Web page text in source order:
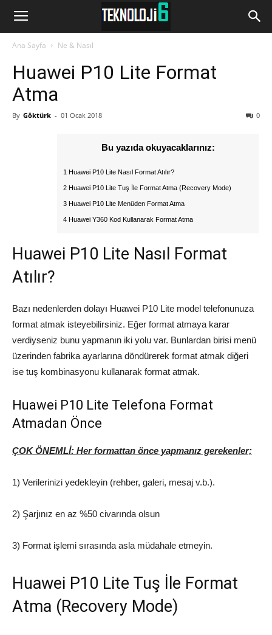
www.Teknoloji6.com
Ana Sayfa Ne & Nasıl
Huawei P10 Lite Format
Atma
By Göktürk - 01 Ocak 2018 0
Bu yazıda okuyacaklarınız:
1 Huawei P10 Lite Nasıl Format Atılır?
2 Huawei P10 Lite Tuş İle Format Atma (Recovery Mode)
3 Huawei P10 Lite Menüden Format Atma
4 Huawei Y360 Kod Kullanarak Format Atma
Huawei P10 Lite Nasıl Format
Atılır?
Bazı nedenlerden dolayı Huawei P10 Lite model telefonunuza
format atmak isteyebilirsiniz. Eğer format atmaya karar
verdiyseniz bunu yapmanın iki yolu var. Bunlardan birisi menü
üzerinden fabrika ayarlarına döndürerek format atmak diğeri
ise tuş kombinasyonu kullanarak format atmak.
Huawei P10 Lite Telefona Format
Atmadan Önce
ÇOK ÖNEMLİ: Her formattan önce yapmanız gerekenler;
1) Verilerinizi yedekleyin (rehber, galeri, mesaj v.b.).
2) Şarjınız en az %50 civarında olsun
3) Format işlemi sırasında asla müdahale etmeyin.
Huawei P10 Lite Tuş İle Format
Atma (Recovery Mode)